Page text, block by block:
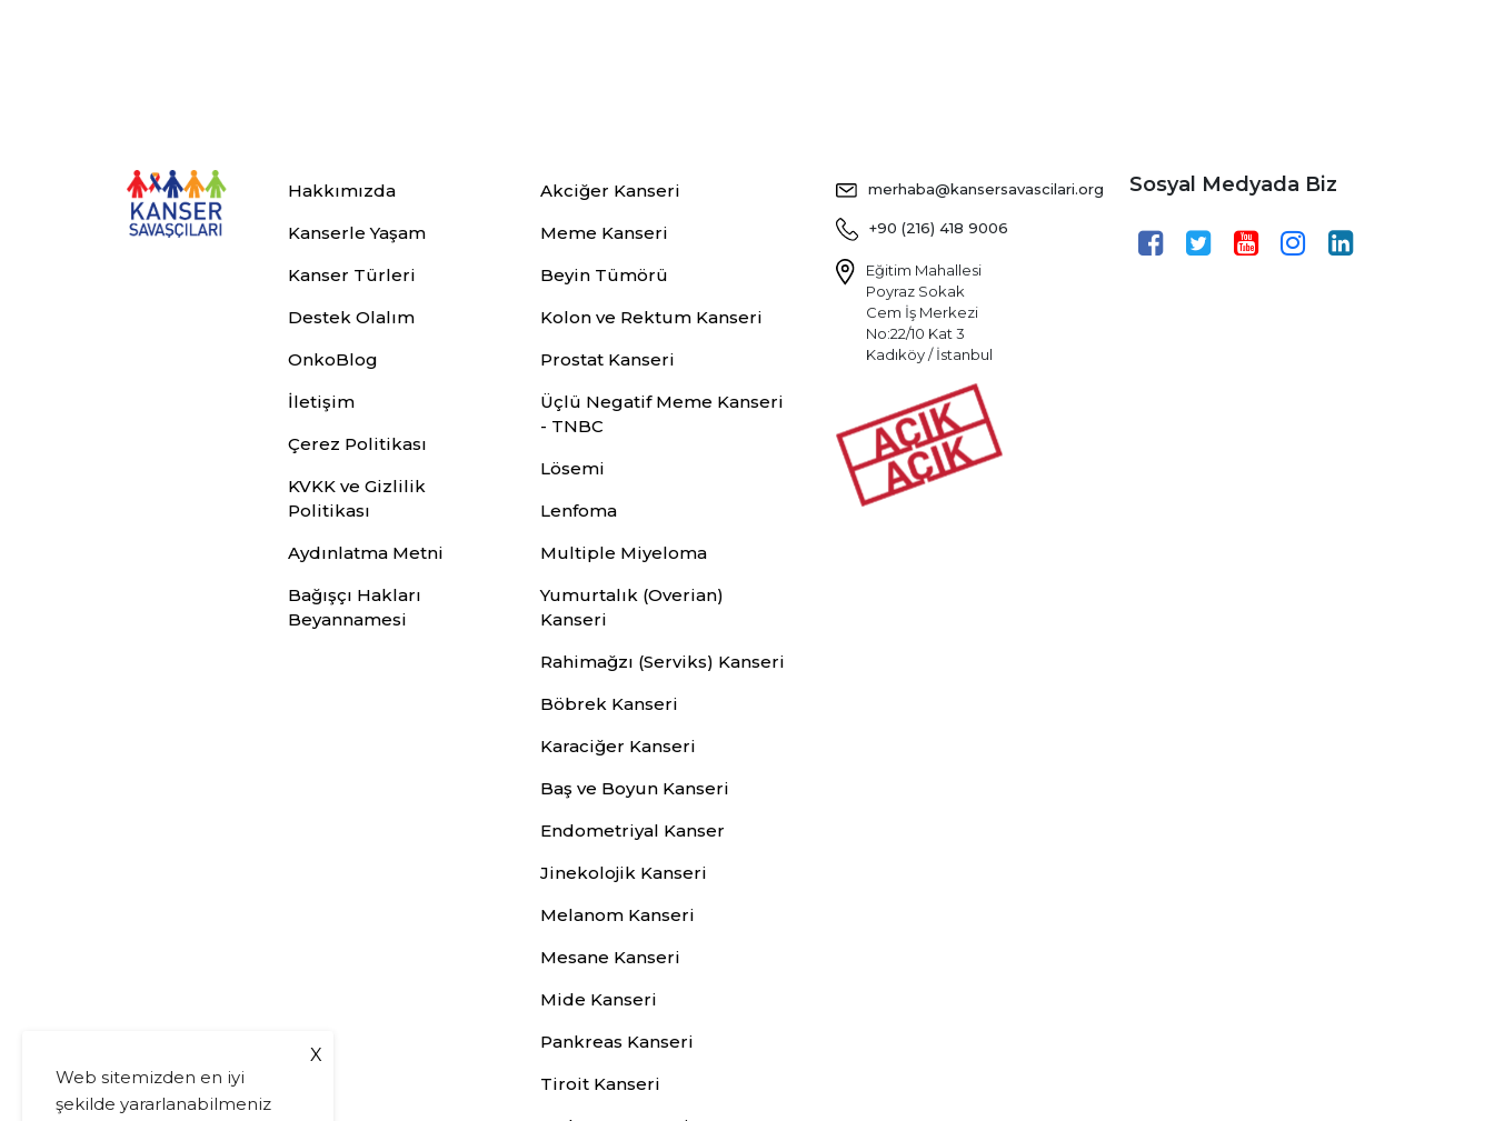
Hakkımızda
Kanserle Yaşam
Kanser Türleri
Destek Olalım
OnkoBlog
İletişim
Çerez Politikası
KVKK ve Gizlilik
Politikası
Aydınlatma Metni
Bağışçı Hakları
Beyannamesi
Akciğer Kanseri
Meme Kanseri
Beyin Tümörü
Kolon ve Rektum Kanseri
Prostat Kanseri
Üçlü Negatif Meme Kanseri
- TNBC
Lösemi
Lenfoma
Multiple Miyeloma
Yumurtalık (Overian)
Kanseri
Rahimağzı (Serviks) Kanseri
Böbrek Kanseri
Karaciğer Kanseri
Baş ve Boyun Kanseri
Endometriyal Kanser
Jinekolojik Kanseri
Melanom Kanseri
Mesane Kanseri
Mide Kanseri
Pankreas Kanseri
Tiroit Kanseri
merhaba@kansersavascilari.org
+90 (216) 418 9006
Eğitim Mahallesi
Poyraz Sokak
Cem İş Merkezi
No:22/10 Kat 3
Kadıköy / İstanbul
Sosyal Medyada Biz
Web sitemizden en iyi
şekilde yararlanabilmeniz
X